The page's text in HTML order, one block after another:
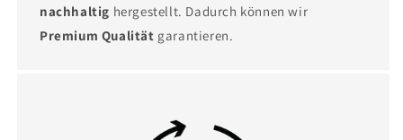
nachhaltig hergestellt. Dadurch können wir
Premium Qualität garantieren.